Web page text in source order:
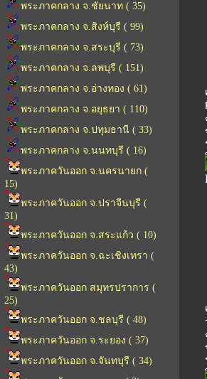
พระภาคกลาง จ.ชัยนาท ( 35)
พระภาคกลาง จ.สิงห์บุรี ( 99)
พระภาคกลาง จ.สระบุรี ( 73)
พระภาคกลาง จ.ลพบุรี ( 151)
พระภาคกลาง จ.อ่างทอง ( 61)
พระภาคกลาง จ.อยุธยา ( 110)
พระภาคกลาง จ.ปทุมธานี ( 33)
พระภาคกลาง จ.นนทบุรี ( 16)
พระภาควันออก จ.นครนายก (
15)
พระภาควันออก จ.ปราจีนบุรี (
31)
พระภาควันออก จ.สระแก้ว ( 10)
พระภาควันออก จ.ฉะเชิงเทรา (
43)
พระภาควันออก สมุทรปราการ (
25)
พระภาควันออก จ.ชลบุรี ( 48)
พระภาควันออก จ.ระยอง ( 37)
พระภาควันออก จ.จันทบุรี ( 34)